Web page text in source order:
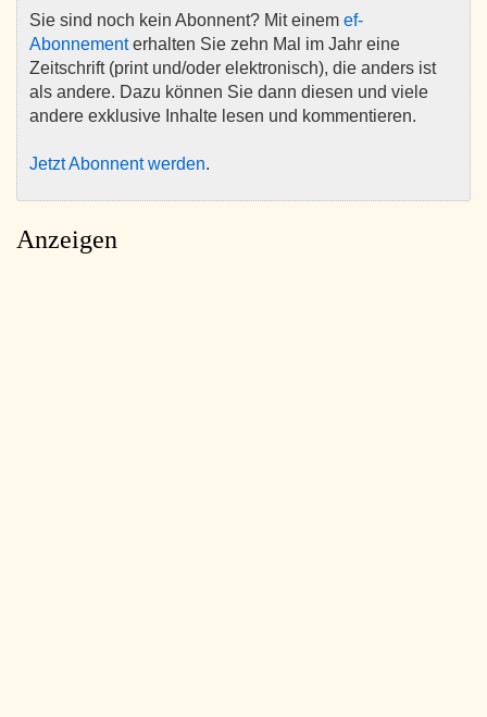
Sie sind noch kein Abonnent? Mit einem ef-
Abonnementerhalten Sie zehn Mal im Jahr eine
Zeitschrift (print und/oder elektronisch), die anders ist
als andere. Dazu können Sie dann diesen und viele
andere exklusive Inhalte lesen und kommentieren.
Jetzt Abonnent werden.
Anzeigen